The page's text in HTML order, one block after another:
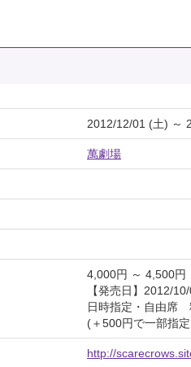
2012/12/01 (土) ～
萬劇場
4,000円 ～ 4,500円
【発売日】2012/
日時指定・自由席
(＋500円で一部指
http://